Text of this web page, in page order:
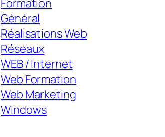
Général
Réalisations Web
Réseaux
WEB / Internet
Web Formation
Web Marketing
Windows